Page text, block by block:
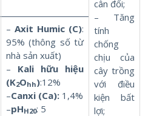
cân đối;
– Tăng
tính
chống
chịu của
cây trồng
với điều
kiện bất
lợi;
– Axit Humic (C):
95% (thông số từ
nhà sản xuất)
– Kali hữu hiệu
(K2Ohh):12%
–Canxi (Ca): 1,4%
–pHH20: 5